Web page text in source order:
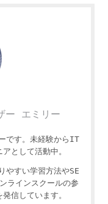
ー エミリー
です。未経験からIT
として活動中。
やすい学習方法やSE
ラインスクールの参
信しています。